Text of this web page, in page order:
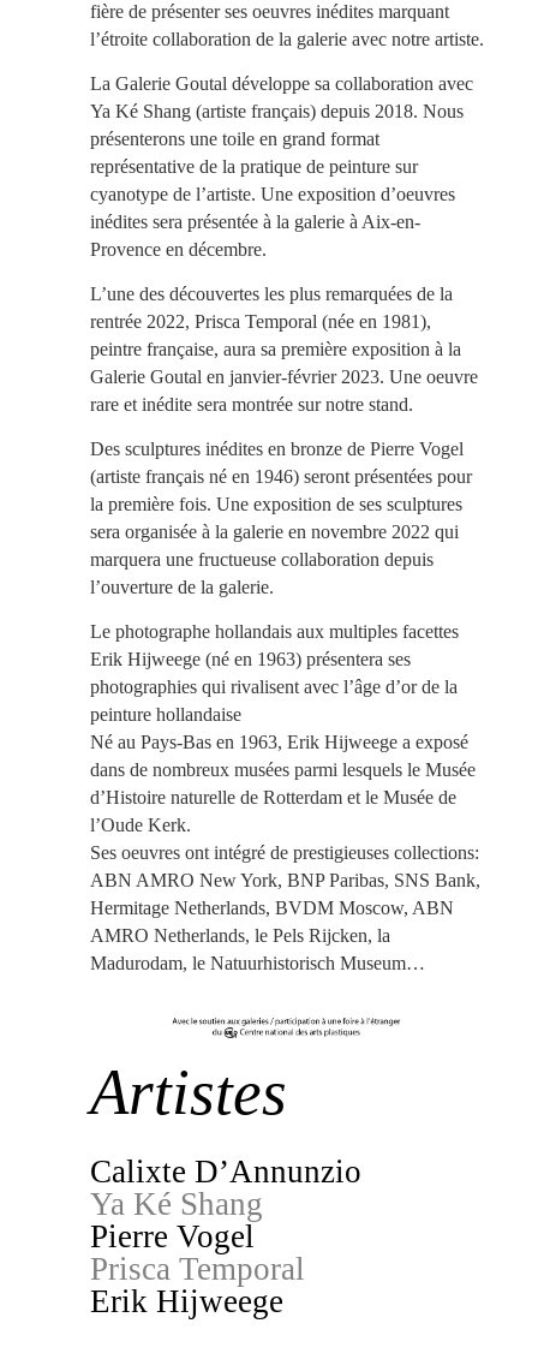
fière de présenter ses oeuvres inédites marquant
l’étroite collaboration de la galerie avec notre artiste.
La Galerie Goutal développe sa collaboration avec
Ya Ké Shang (artiste français) depuis 2018. Nous
présenterons une toile en grand format
représentative de la pratique de peinture sur
cyanotype de l’artiste. Une exposition d’oeuvres
inédites sera présentée à la galerie à Aix-en-
Provence en décembre.
L’une des découvertes les plus remarquées de la
rentrée 2022, Prisca Temporal (née en 1981),
peintre française, aura sa première exposition à la
Galerie Goutal en janvier-février 2023. Une oeuvre
rare et inédite sera montrée sur notre stand.
Des sculptures inédites en bronze de Pierre Vogel
(artiste français né en 1946) seront présentées pour
la première fois. Une exposition de ses sculptures
sera organisée à la galerie en novembre 2022 qui
marquera une fructueuse collaboration depuis
l’ouverture de la galerie.
Le photographe hollandais aux multiples facettes
Erik Hijweege (né en 1963) présentera ses
photographies qui rivalisent avec l’âge d’or de la
peinture hollandaise
Né au Pays-Bas en 1963, Erik Hijweege a exposé
dans de nombreux musées parmi lesquels le Musée
d’Histoire naturelle de Rotterdam et le Musée de
l’Oude Kerk.
Ses oeuvres ont intégré de prestigieuses collections:
ABN AMRO New York, BNP Paribas, SNS Bank,
Hermitage Netherlands, BVDM Moscow, ABN
AMRO Netherlands, le Pels Rijcken, la
Madurodam, le Natuurhistorisch Museum…
Artistes
Calixte D’Annunzio
Ya Ké Shang
Pierre Vogel
Prisca Temporal
Erik Hijweege